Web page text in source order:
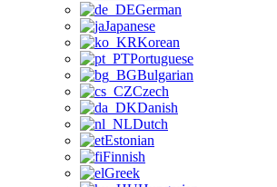
German
Japanese
Korean
Portuguese
Bulgarian
Czech
Danish
Dutch
Estonian
Finnish
Greek